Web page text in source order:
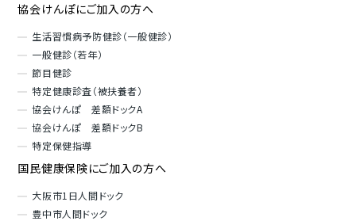
協会けんぽにご加入の方へ
生活習慣病予防健診（一般健診）
一般健診（若年）
節目健診
特定健康診査（被扶養者）
協会けんぽ 差額ドックA
協会けんぽ 差額ドックB
特定保健指導
国民健康保険にご加入の方へ
大阪市1日人間ドック
豊中市人間ドック